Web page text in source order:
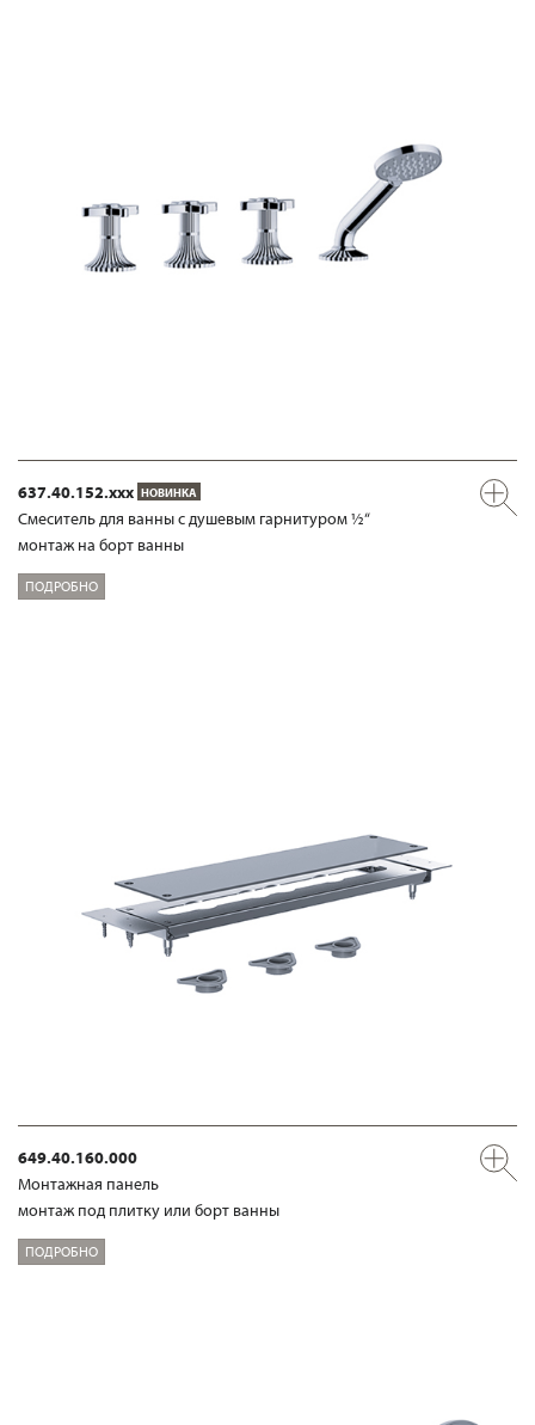
637.40.152.xxx НОВИНКА
Смеситель для ванны с душевым гарнитуром ½“
монтаж на борт ванны
ПОДРОБНО
649.40.160.000
Mонтажная панель
монтаж под плитку или борт ванны
ПОДРОБНО